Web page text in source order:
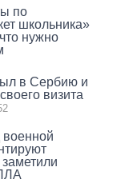
по
школьника»
нужно
в Сербию и
визита